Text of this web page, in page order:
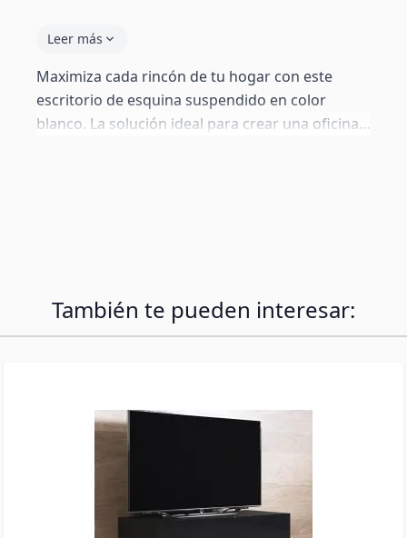
Leer más
Maximiza cada rincón de tu hogar con este
escritorio de esquina suspendido en color
blanco. La solución ideal para crear una oficina
También te pueden interesar: